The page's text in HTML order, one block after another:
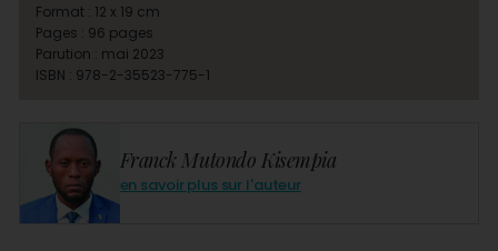
Franck Mutondo Kisempia
en savoir plus sur l'auteur
Format : 12 x 19 cm
Pages : 96 pages
Parution : mai 2023
ISBN : 978-2-35523-775-1